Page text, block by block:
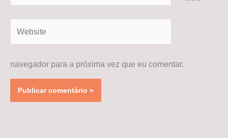
navegador para a próxima vez que eu comentar.